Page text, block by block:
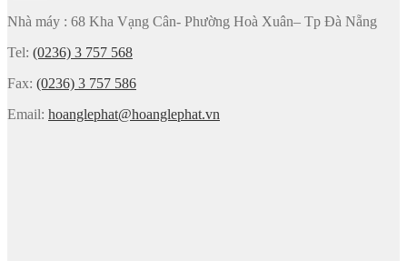
Nhà máy : 68 Kha Vạng Cân- Phường Hoà Xuân– Tp Đà Nẵng
Tel: (0236) 3 757 568
Fax: (0236) 3 757 586
Email: hoanglephat@hoanglephat.vn